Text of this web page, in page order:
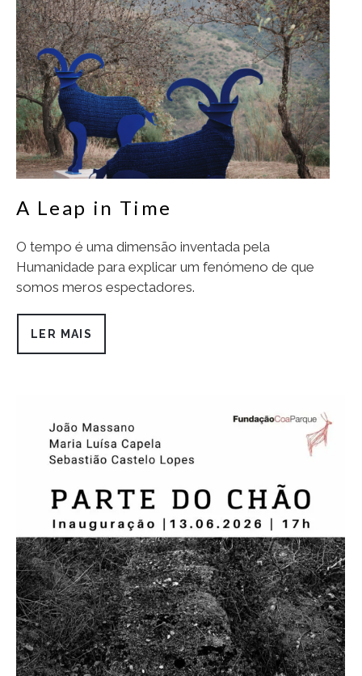
A Leap in Time
O tempo é uma dimensão inventada pela
Humanidade para explicar um fenómeno de que
somos meros espectadores.
LER MAIS